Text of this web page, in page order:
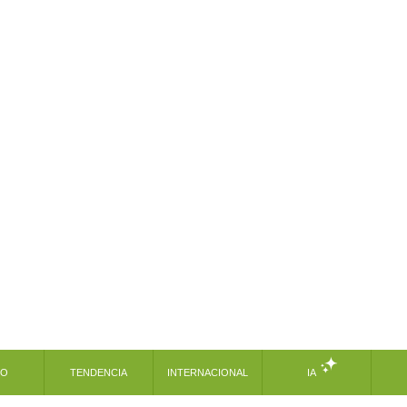
TENDENCIA INTERNACIONAL IA